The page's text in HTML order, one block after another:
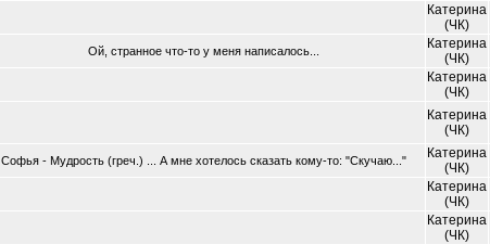
Катерина
(ЧК)
Ой, странное что-то у меня написалось...
Катерина
(ЧК)
Катерина
(ЧК)
Катерина
(ЧК)
Софья - Мудрость (греч.) ... А мне хотелось сказать кому-то: "Скучаю..."
Катерина
(ЧК)
Катерина
(ЧК)
Катерина
(ЧК)